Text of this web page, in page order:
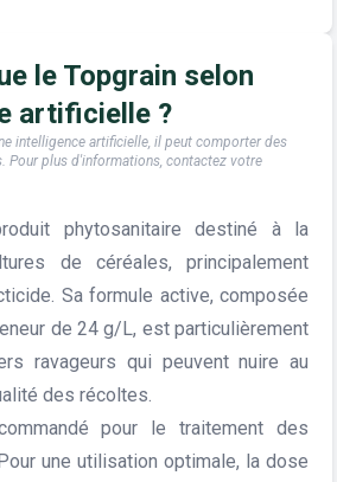
le Topgrain selon
artificielle ?
intelligence artificielle, il peut comporter des
Pour plus d'informations, contactez votre
phytosanitaire destiné à la
de céréales, principalement
Sa formule active, composée
de 24 g/L, est particulièrement
ravageurs qui peuvent nuire au
des récoltes.
pour le traitement des
une utilisation optimale, la dose